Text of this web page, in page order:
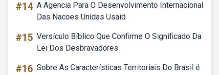
#14 A Agencia Para O Desenvolvimento Internacional
Das Nacoes Unidas Usaid
#15 Versículo Bíblico Que Confirme O Significado Da
Lei Dos Desbravadores
#16 Sobre As Características Territoriais Do Brasil é